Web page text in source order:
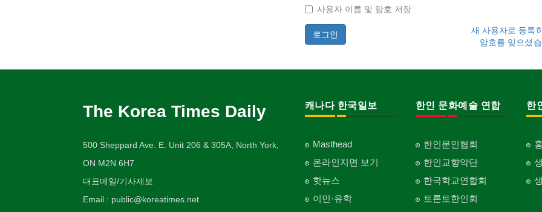
사용자 이름 및 암호 저장
새 사용자로 등록
암호를 잊으셨
The Korea Times Daily
500 Sheppard Ave. E. Unit 206 & 305A, North York,
ON M2N 6H7
대표메일/기사제보
Email : public@koreatimes.net
캐나다 한국일보
Masthead
온라인지면 보기
핫뉴스
이민·유학
한인 문화예술 연합
한인문인협회
한인교향악단
한국학교연합회
토론토한인회
한